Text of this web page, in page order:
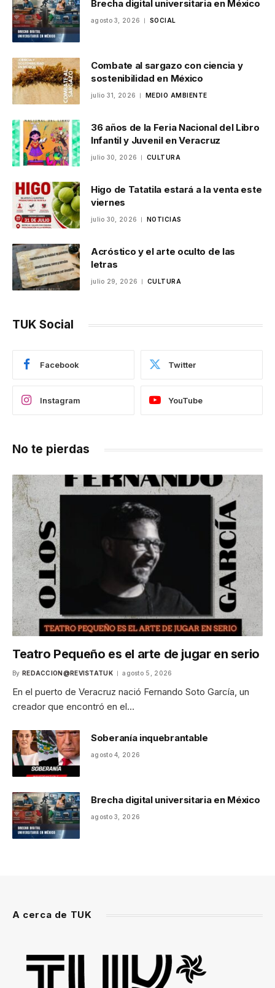
Brecha digital universitaria en México
agosto 3, 2026 SOCIAL
Combate al sargazo con ciencia y
sostenibilidad en México
julio 31, 2026 MEDIO AMBIENTE
36 años de la Feria Nacional del Libro
Infantil y Juvenil en Veracruz
julio 30, 2026 CULTURA
Higo de Tatatila estará a la venta este
viernes
julio 30, 2026 NOTICIAS
Acróstico y el arte oculto de las
letras
julio 29, 2026 CULTURA
TUK Social
Facebook Twitter
Instagram YouTube
No te pierdas
Teatro Pequeño es el arte de jugar en serio
By REDACCION@REVISTATUK agosto 5, 2026
En el puerto de Veracruz nació Fernando Soto García, un
creador que encontró en el…
Soberanía inquebrantable
agosto 4, 2026
Brecha digital universitaria en México
agosto 3, 2026
A cerca de TUK